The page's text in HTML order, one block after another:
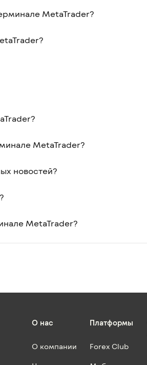
MetaTrader?
MetaTrader?
новостей?
MetaTrader?
О нас
О компании
Платформы
Forex Club